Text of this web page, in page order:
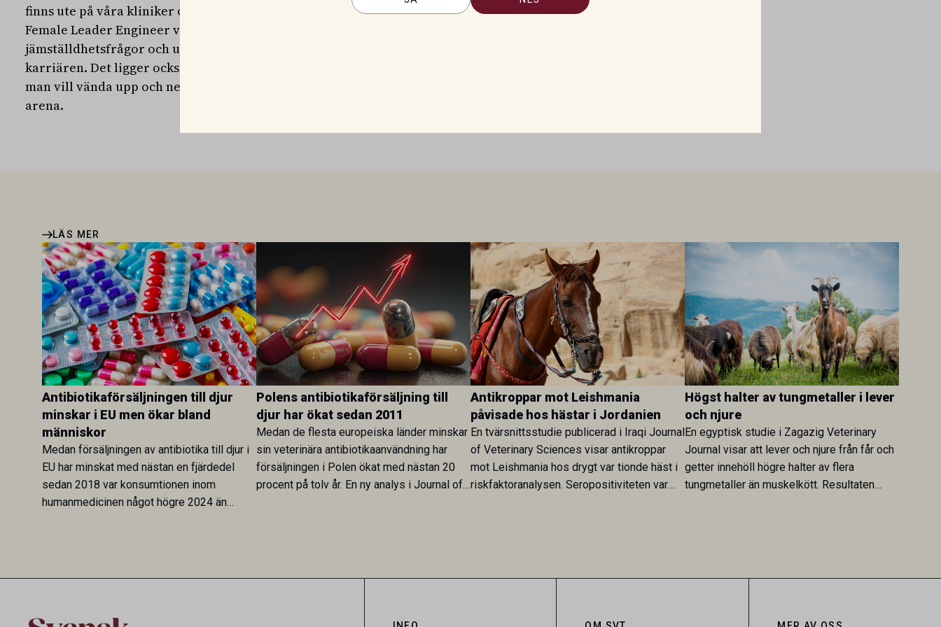
finns ute på våra kliniker och djursjukhus.
Female Leader Engineer verkar för att skapa medvetenhet kring
jämställdhetsfrågor och utmana strukturella förväntningar på kvinnor i
karriären. Det ligger också helt i linje med Ledarnas vision med rankingen, där
man vill vända upp och ner på föreställningen om ledarskap som en manlig
arena.
LÄS MER
Antibiotikaförsäljningen till djur
minskar i EU men ökar bland
människor
Medan försäljningen av antibiotika till djur i
EU har minskat med nästan en fjärdedel
sedan 2018 var konsumtionen inom
humanmedicinen något högre 2024 än
Polens antibiotikaförsäljning till
djur har ökat sedan 2011
Medan de flesta europeiska länder minskar
sin veterinära antibiotikaanvändning har
försäljningen i Polen ökat med nästan 20
procent på tolv år. En ny analys i Journal of
Antikroppar mot Leishmania
påvisade hos hästar i Jordanien
En tvärsnittsstudie publicerad i Iraqi Journal
of Veterinary Sciences visar antikroppar
mot Leishmania hos drygt var tionde häst i
riskfaktoranalysen. Seropositiviteten var
Högst halter av tungmetaller i lever
och njure
En egyptisk studie i Zagazig Veterinary
Journal visar att lever och njure från får och
getter innehöll högre halter av flera
tungmetaller än muskelkött. Resultaten